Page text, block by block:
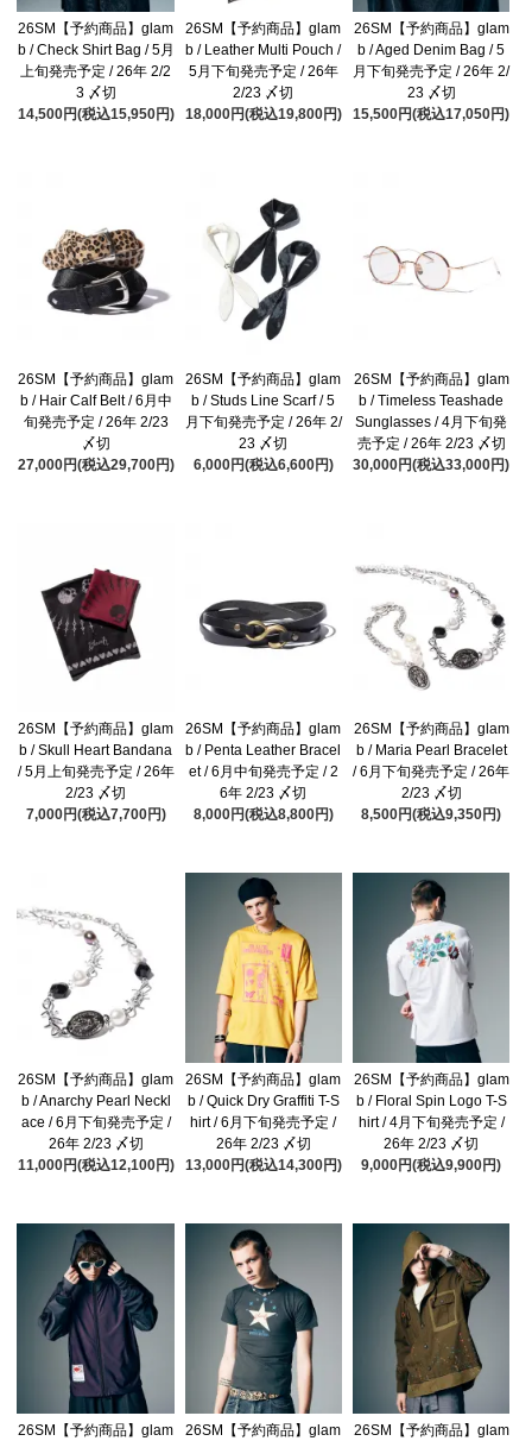
26SM【予約商品】glam
b / Check Shirt Bag / 5月
上旬発売予定 / 26年 2/2
3 〆切
14,500円(税込15,950円)
26SM【予約商品】glam
b / Leather Multi Pouch /
5月下旬発売予定 / 26年
2/23 〆切
18,000円(税込19,800円)
26SM【予約商品】glam
b / Aged Denim Bag / 5
月下旬発売予定 / 26年 2/
23 〆切
15,500円(税込17,050円)
26SM【予約商品】glam
b / Hair Calf Belt / 6月中
旬発売予定 / 26年 2/23
〆切
27,000円(税込29,700円)
26SM【予約商品】glam
b / Studs Line Scarf / 5
月下旬発売予定 / 26年 2/
23 〆切
6,000円(税込6,600円)
26SM【予約商品】glam
b / Timeless Teashade
Sunglasses / 4月下旬発
売予定 / 26年 2/23 〆切
30,000円(税込33,000円)
26SM【予約商品】glam
b / Skull Heart Bandana
/ 5月上旬発売予定 / 26年
2/23 〆切
7,000円(税込7,700円)
26SM【予約商品】glam
b / Penta Leather Bracel
et / 6月中旬発売予定 / 2
6年 2/23 〆切
8,000円(税込8,800円)
26SM【予約商品】glam
b / Maria Pearl Bracelet
/ 6月下旬発売予定 / 26年
2/23 〆切
8,500円(税込9,350円)
26SM【予約商品】glam
b / Anarchy Pearl Neckl
ace / 6月下旬発売予定 /
26年 2/23 〆切
11,000円(税込12,100円)
26SM【予約商品】glam
b / Quick Dry Graffiti T-S
hirt / 6月下旬発売予定 /
26年 2/23 〆切
13,000円(税込14,300円)
26SM【予約商品】glam
b / Floral Spin Logo T-S
hirt / 4月下旬発売予定 /
26年 2/23 〆切
9,000円(税込9,900円)
26SM【予約商品】glam
26SM【予約商品】glam
26SM【予約商品】glam